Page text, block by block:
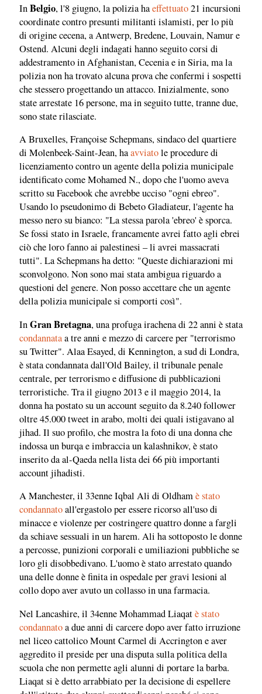
InBelgio, l'8 giugno, la polizia haeffettuato21 incursioni
coordinate contro presunti militanti islamisti, per lo più
di origine cecena, a Antwerp, Bredene, Louvain, Namur e
Ostend. Alcuni degli indagati hanno seguito corsi di
addestramento in Afghanistan, Cecenia e in Siria, ma la
polizia non ha trovato alcuna prova che confermi i sospetti
che stessero progettando un attacco. Inizialmente, sono
state arrestate 16 persone, ma in seguito tutte, tranne due,
sono state rilasciate.
A Bruxelles, Françoise Schepmans, sindaco del quartiere
di Molenbeek-Saint-Jean, haavviatole procedure di
licenziamento contro un agente della polizia municipale
identificato come Mohamed N., dopo che l'uomo aveva
scritto su Facebook che avrebbe ucciso "ogni ebreo".
Usando lo pseudonimo di Bebeto Gladiateur, l'agente ha
messo nero su bianco: "La stessa parola 'ebreo' è sporca.
Se fossi stato in Israele, francamente avrei fatto agli ebrei
ciò che loro fanno ai palestinesi – li avrei massacrati
tutti". La Schepmans ha detto: "Queste dichiarazioni mi
sconvolgono. Non sono mai stata ambigua riguardo a
questioni del genere. Non posso accettare che un agente
della polizia municipale si comporti così".
InGran Bretagna, una profuga irachena di 22 anni è stata
condannataa tre anni e mezzo di carcere per "terrorismo
su Twitter". Alaa Esayed, di Kennington, a sud di Londra,
è stata condannata dall'Old Bailey, il tribunale penale
centrale, per terrorismo e diffusione di pubblicazioni
terroristiche. Tra il giugno 2013 e il maggio 2014, la
donna ha postato su un account seguito da 8.240 follower
oltre 45.000 tweet in arabo, molti dei quali istigavano al
jihad. Il suo profilo, che mostra la foto di una donna che
indossa un burqa e imbraccia un kalashnikov, è stato
inserito da al-Qaeda nella lista dei 66 più importanti
account jihadisti.
A Manchester, il 33enne Iqbal Ali di Oldhamè stato
condannatoall'ergastolo per essere ricorso all'uso di
minacce e violenze per costringere quattro donne a fargli
da schiave sessuali in un harem. Ali ha sottoposto le donne
a percosse, punizioni corporali e umiliazioni pubbliche se
loro gli disobbedivano. L'uomo è stato arrestato quando
una delle donne è finita in ospedale per gravi lesioni al
collo dopo aver avuto un collasso in una farmacia.
Nel Lancashire, il 34enne Mohammad Liaqatè stato
condannatoa due anni di carcere dopo aver fatto irruzione
nel liceo cattolico Mount Carmel di Accrington e aver
aggredito il preside per una disputa sulla politica della
scuola che non permette agli alunni di portare la barba.
Liaqat si è detto arrabbiato per la decisione di espellere